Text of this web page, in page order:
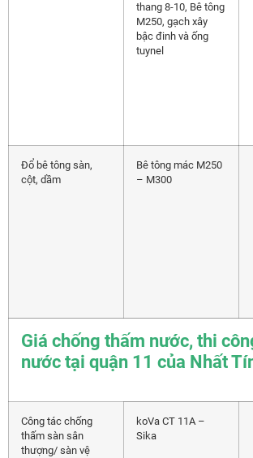
thang 8-10, Bê tông
M250, gạch xây
bậc đinh và ống
tuynel
Đổ bê tông sàn,
cột, dầm
Bê tông mác M250
– M300
Giá chống thấm nước, thi
nước tại quận 11 của Nhất
Công tác chống
thấm sàn sân
thượng/ sàn vệ
koVa CT 11A –
Sika